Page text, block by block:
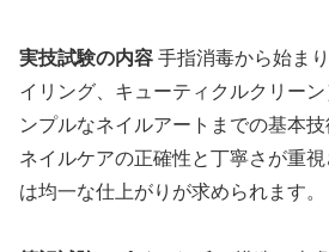
実技試験の内容 手指消毒から始ま
イリング、キューティクルクリー
ンプルなネイルアートまでの基本
ネイルケアの正確性と丁寧さが重
は均一な仕上がりが求められます。